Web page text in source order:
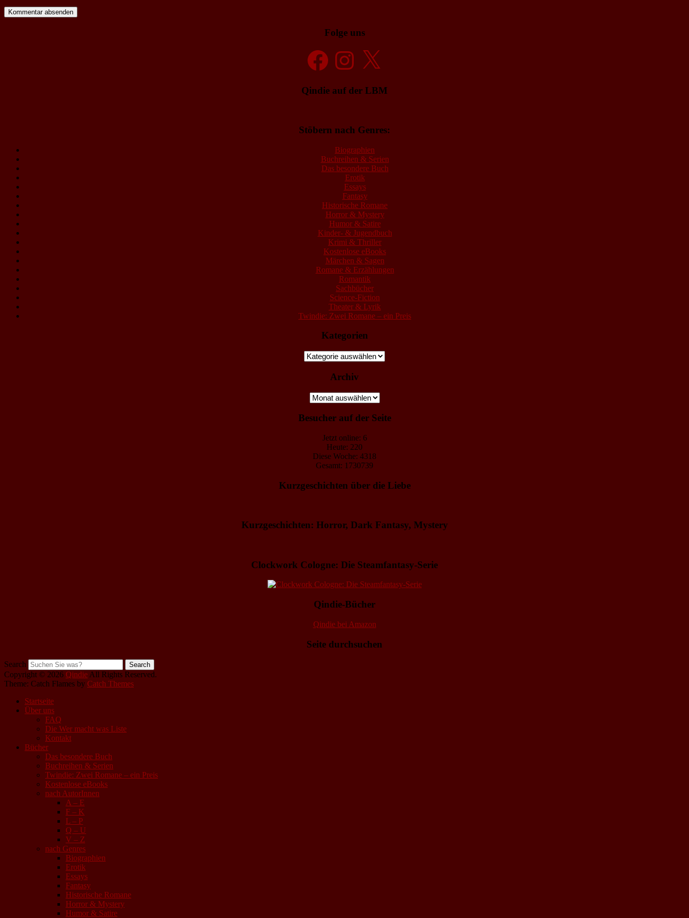
Folge uns
FacebookInstagramX
Qindie auf der LBM
Stöbern nach Genres:
Biographien
Buchreihen & Serien
Das besondere Buch
Erotik
Essays
Fantasy
Historische Romane
Horror & Mystery
Humor & Satire
Kinder- & Jugendbuch
Krimi & Thriller
Kostenlose eBooks
Märchen & Sagen
Romane & Erzählungen
Romantik
Sachbücher
Science-Fiction
Theater & Lyrik
Twindie: Zwei Romane – ein Preis
Kategorien
Kategorien
Archiv
Archiv
Besucher auf der Seite
Jetzt online: 6
Heute: 220
Diese Woche: 4318
Gesamt: 1730739
Kurzgeschichten über die Liebe
Kurzgeschichten: Horror, Dark Fantasy, Mystery
Clockwork Cologne: Die Steamfantasy-Serie
Qindie-Bücher
Qindie bei Amazon
Seite durchsuchen
Search
Copyright © 2026 Qindie All Rights Reserved.
Theme: Catch Flames by Catch Themes
Startseite
Über uns
FAQ
Die Wer macht was Liste
Kontakt
Bücher
Das besondere Buch
Buchreihen & Serien
Twindie: Zwei Romane – ein Preis
Kostenlose eBooks
nach AutorInnen
A – E
F – K
L – P
Q – U
V – Z
nach Genres
Biographien
Erotik
Essays
Fantasy
Historische Romane
Horror & Mystery
Humor & Satire